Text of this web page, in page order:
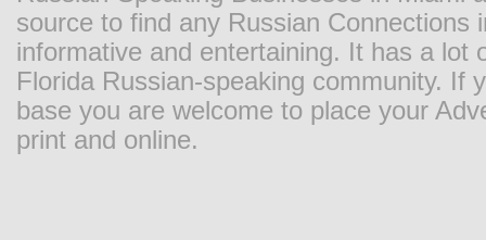
source to find any Russian
informative and entertaining. It has a
Florida Russian-speaking community. If
base you are welcome to place your
print and online.